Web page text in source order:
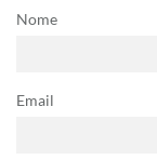
Nome
Email